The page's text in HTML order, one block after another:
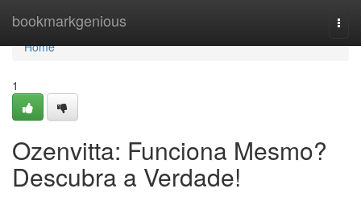
bookmarkgenious
Home
Home
1
Ozenvitta: Funciona Mesmo?
Descubra a Verdade!